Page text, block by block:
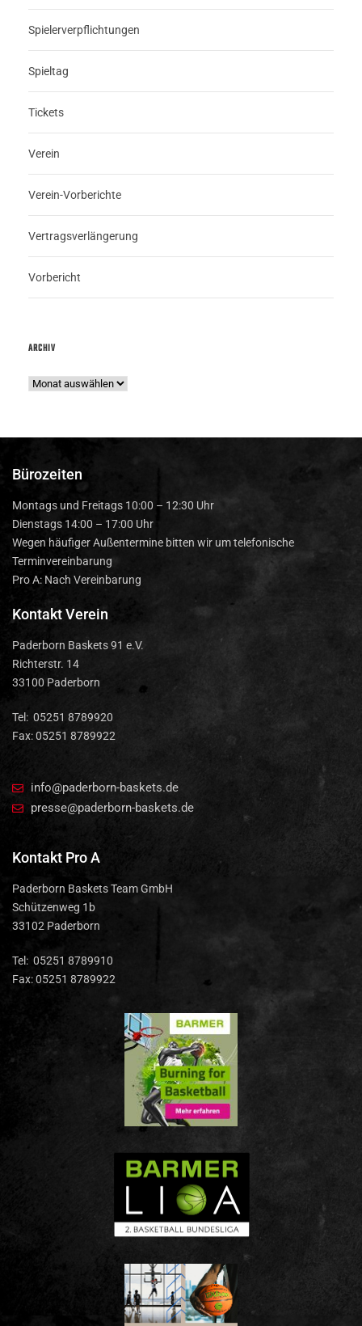
Spielerverpflichtungen
Spieltag
Tickets
Verein
Verein-Vorberichte
Vertragsverlängerung
Vorbericht
ARCHIV
Bürozeiten
Montags und Freitags 10:00 – 12:30 Uhr
Dienstags 14:00 – 17:00 Uhr
Wegen häufiger Außentermine bitten wir um telefonische
Terminvereinbarung
Pro A: Nach Vereinbarung
Kontakt Verein
Paderborn Baskets 91 e.V.
Richterstr. 14
33100 Paderborn
Tel: 05251 8789920
Fax: 05251 8789922
info@paderborn-baskets.de
presse@paderborn-baskets.de
Kontakt Pro A
Paderborn Baskets Team GmbH
Schützenweg 1b
33102 Paderborn
Tel: 05251 8789910
Fax: 05251 8789922